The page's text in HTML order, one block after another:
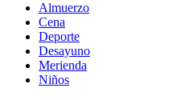
Almuerzo
Cena
Deporte
Desayuno
Merienda
Niños